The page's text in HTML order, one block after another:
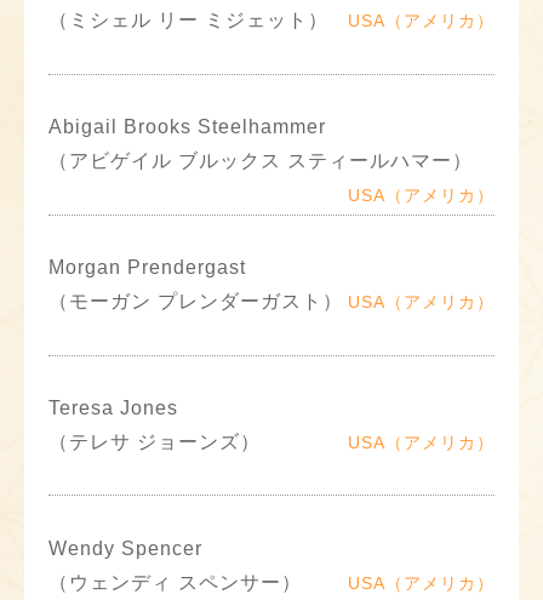
（ミシェル リー ミジェット）
USA（アメリカ）
Abigail Brooks Steelhammer
（アビゲイル ブルックス スティールハマー）
USA（アメリカ）
Morgan Prendergast
（モーガン プレンダーガスト）
USA（アメリカ）
Teresa Jones
（テレサ ジョーンズ）
USA（アメリカ）
Wendy Spencer
（ウェンディ スペンサー）
USA（アメリカ）